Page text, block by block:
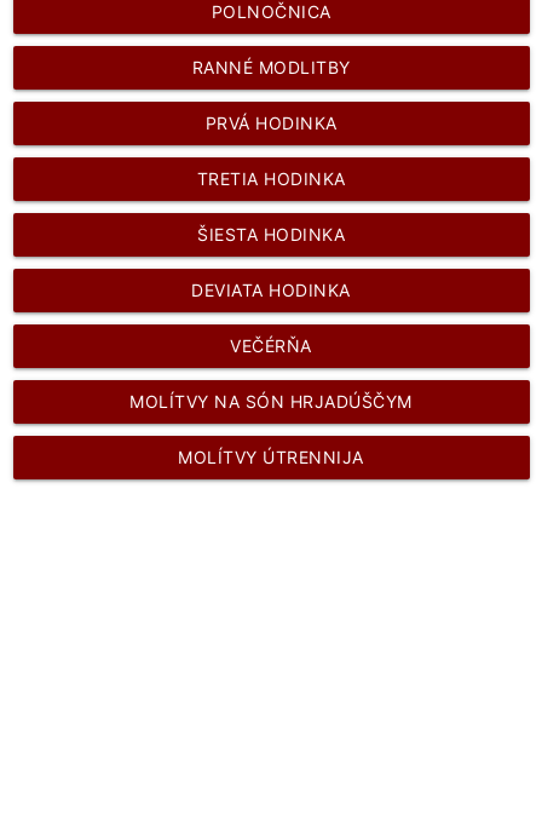
POLNOČNICA
RANNÉ MODLITBY
PRVÁ HODINKA
TRETIA HODINKA
ŠIESTA HODINKA
DEVIATA HODINKA
VEČÉRŇA
MOLÍTVY NA SÓN HRJADÚŠČYM
MOLÍTVY ÚTRENNIJA